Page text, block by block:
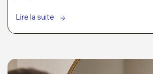
Lire la suite